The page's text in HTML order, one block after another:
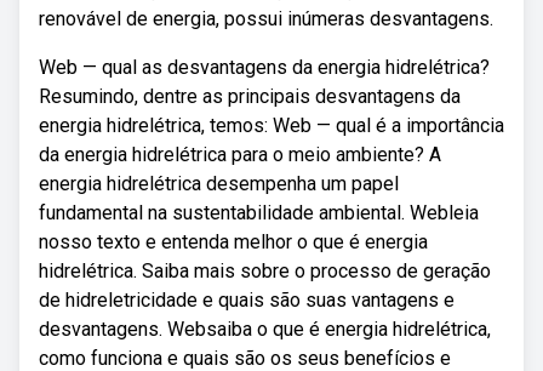
renovável de energia, possui inúmeras desvantagens.
Web — qual as desvantagens da energia hidrelétrica?
Resumindo, dentre as principais desvantagens da
energia hidrelétrica, temos: Web — qual é a importância
da energia hidrelétrica para o meio ambiente? A
energia hidrelétrica desempenha um papel
fundamental na sustentabilidade ambiental. Webleia
nosso texto e entenda melhor o que é energia
hidrelétrica. Saiba mais sobre o processo de geração
de hidreletricidade e quais são suas vantagens e
desvantagens. Websaiba o que é energia hidrelétrica,
como funciona e quais são os seus benefícios e